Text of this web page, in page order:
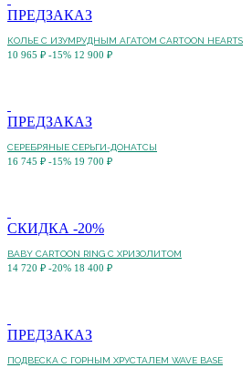
ПРЕДЗАКАЗ
КОЛЬЕ C ИЗУМРУДНЫМ АГАТОМ CARTOON HEARTS
10 965 ₽ -15% 12 900 ₽
ПРЕДЗАКАЗ
СЕРЕБРЯНЫЕ СЕРЬГИ-ДОНАТСЫ
16 745 ₽ -15% 19 700 ₽
СКИДКА -20%
BABY CARTOON RING С ХРИЗОЛИТОМ
14 720 ₽ -20% 18 400 ₽
ПРЕДЗАКАЗ
ПОДВЕСКА С ГОРНЫМ ХРУСТАЛЕМ WAVE BASE